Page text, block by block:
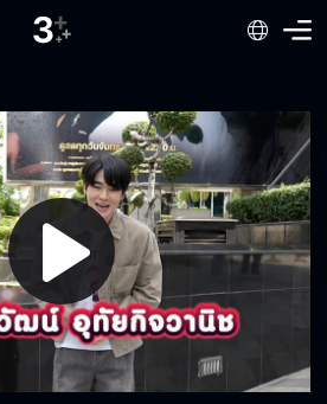
Play
Video
“ยูโด ธรรม์ธัช” โชว์สกิลหวดเทนนิสสุดเจ๋ง พร้อม
เรียนรู้การเป็น ครูสอนเทนนิสกับ “บอม ธนิน”
“ปีเตอร์แพน ทัศน์พล” ขอติดปีก ฝึกการเป็นลูก
เรือสายการบิน
“เกี๊ยกวัทธิกร” ขอสานฝันคนที่อยากมีร้านคาเฟ่